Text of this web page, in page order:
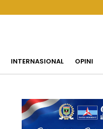
INTERNASIONAL OPINI